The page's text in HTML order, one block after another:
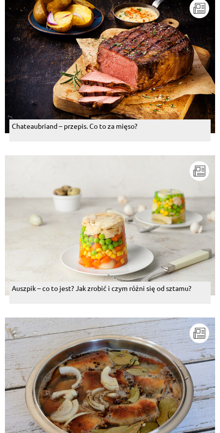
Chateaubriand – przepis. Co to za mięso?
Auszpik – co to jest? Jak zrobić i czym różni się od sztamu?